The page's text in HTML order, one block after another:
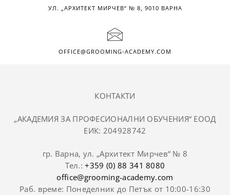
УЛ. „АРХИТЕКТ МИРЧЕВ“ № 8, 9010 ВАРНА
OFFICE@GROOMING-ACADEMY.COM
КОНТАКТИ
„АКАДЕМИЯ ЗА ПРОФЕСИОНАЛНИ ОБУЧЕНИЯ“ ЕООД
ЕИК: 204928742
гр. Варна, ул. „Архитект Мирчев“ № 8
Тел.:+359 (0) 88 341 8080
office@grooming-academy.com
Раб. време: Понеделник до Петък от 10:00-16:30